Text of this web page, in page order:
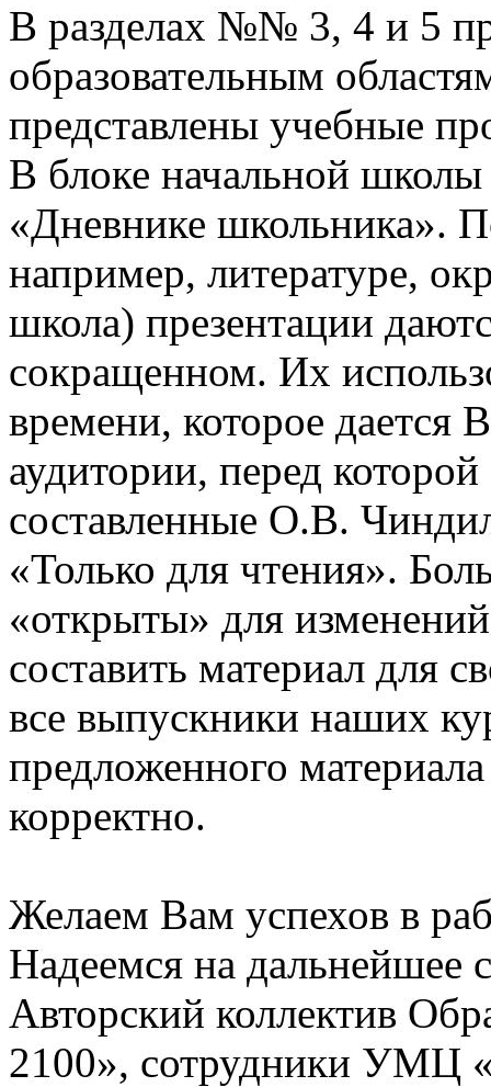
В разделах №№ 3, 4 и 5
образовательным
представлены учебные
В блоке начальной
«Дневнике школьника».
например, литературе,
школа) презентации
сокращенном. Их
времени, которое дается
аудитории, перед
составленные О.В.
«Только для чтения».
«открыты» для
составить материал для
все выпускники наших
предложенного
корректно.
Желаем Вам успехов в
Надеемся на дальнейшее
Авторский коллектив
2100», сотрудники УМЦ